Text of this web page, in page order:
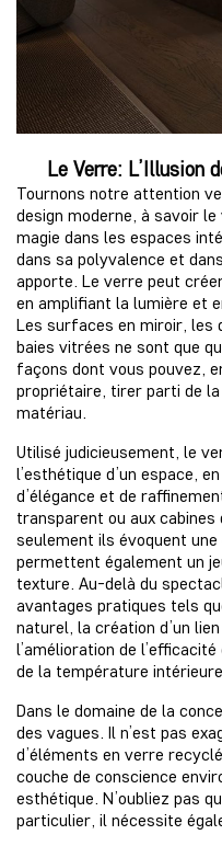
Le Verre: L’Illusion
Tournons notre attention
design moderne, à savoir
magie dans les espaces
dans sa polyvalence et
apporte. Le verre peut
en amplifiant la lumière et
Les surfaces en miroir, les
baies vitrées ne sont que
façons dont vous pouvez,
propriétaire, tirer parti de
matériau.
Utilisé judicieusement, le
l’esthétique d’un espace,
d’élégance et de
transparent ou aux cabines
seulement ils évoquent
permettent également un
texture. Au-delà du
avantages pratiques tels
naturel, la création d’un
l’amélioration de
de la température
Dans le domaine de la
des vagues. Il n’est pas
d’éléments en verre
couche de conscience
esthétique. N’oubliez pas
particulier, il nécessite